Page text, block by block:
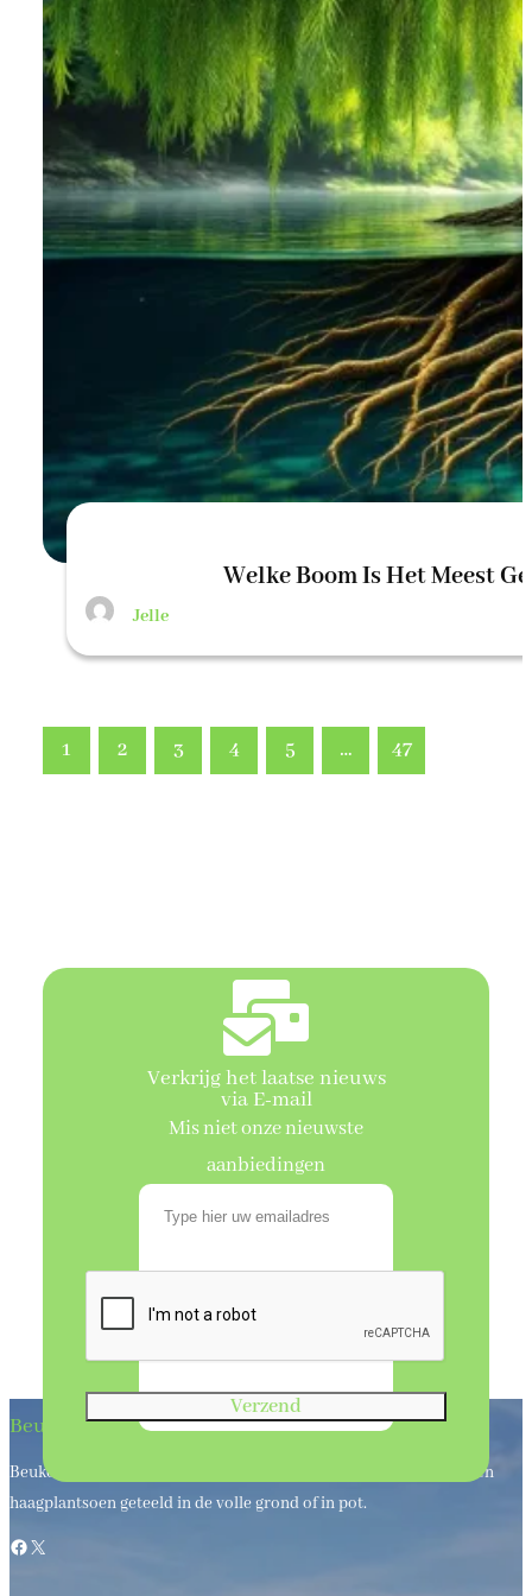
Welke Boom Is Het Meest
Jelle
1 2 3 4 5 … 47
Verkrijg het laatse nieuws
via E-mail
Mis niet onze nieuwste
aanbiedingen
Verzend
Beukenhaagkwekerij
Beukenhaagkwekerij al meer dan 50 jaar uw leverancier van bos en
haagplantsoen geteeld in de volle grond of in pot.
Facebook
X